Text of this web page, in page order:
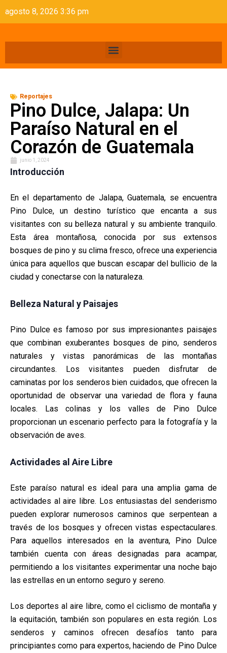
agosto 8, 2026 3:36 pm
Reportajes
Pino Dulce, Jalapa: Un
Paraíso Natural en el
Corazón de Guatemala
junio 1, 2024
Introducción
En el departamento de Jalapa, Guatemala, se encuentra
Pino Dulce, un destino turístico que encanta a sus
visitantes con su belleza natural y su ambiente tranquilo.
Esta área montañosa, conocida por sus extensos
bosques de pino y su clima fresco, ofrece una experiencia
única para aquellos que buscan escapar del bullicio de la
ciudad y conectarse con la naturaleza.
Belleza Natural y Paisajes
Pino Dulce es famoso por sus impresionantes paisajes
que combinan exuberantes bosques de pino, senderos
naturales y vistas panorámicas de las montañas
circundantes. Los visitantes pueden disfrutar de
caminatas por los senderos bien cuidados, que ofrecen la
oportunidad de observar una variedad de flora y fauna
locales. Las colinas y los valles de Pino Dulce
proporcionan un escenario perfecto para la fotografía y la
observación de aves.
Actividades al Aire Libre
Este paraíso natural es ideal para una amplia gama de
actividades al aire libre. Los entusiastas del senderismo
pueden explorar numerosos caminos que serpentean a
través de los bosques y ofrecen vistas espectaculares.
Para aquellos interesados en la aventura, Pino Dulce
también cuenta con áreas designadas para acampar,
permitiendo a los visitantes experimentar una noche bajo
las estrellas en un entorno seguro y sereno.
Los deportes al aire libre, como el ciclismo de montaña y
la equitación, también son populares en esta región. Los
senderos y caminos ofrecen desafíos tanto para
principiantes como para expertos, haciendo de Pino Dulce